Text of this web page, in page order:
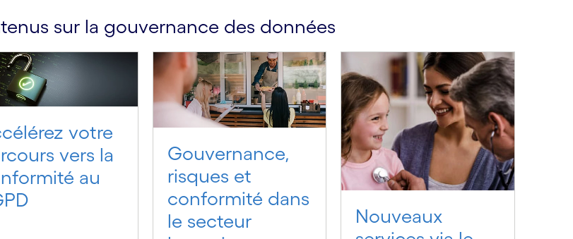
sur la gouvernance des données
votre
vers la
au
Gouvernance,
risques et
conformité dans
le secteur
Nouveaux